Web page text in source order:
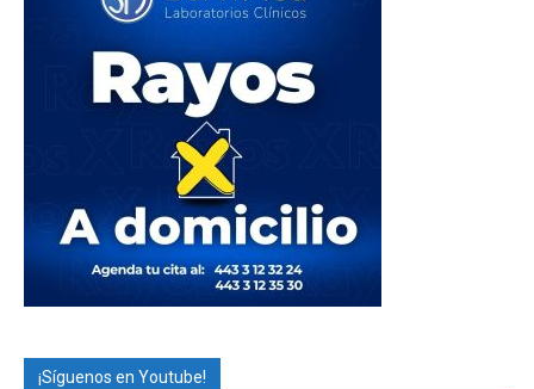
¡Síguenos en Youtube!